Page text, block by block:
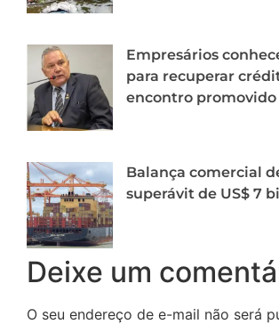
Empresários
para recuperar
encontro promovido
Balança comercial
superávit de US$ 7
Deixe um
O seu endereço de e-mail não será